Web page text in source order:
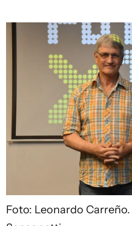
Foto: Leonardo Carreño.